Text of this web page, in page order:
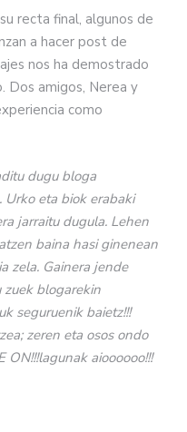
recta final, algunos de
a hacer post de
nos ha demostrado
amigos, Nerea y
como
dugu bloga
eta biok erabaki
jarraitu dugula. Lehen
baina hasi ginenean
zela. Gainera jende
zuek blogarekin
seguruenik baietz!!!
zeren eta osos ondo
ON!!!lagunak aioooooo!!!